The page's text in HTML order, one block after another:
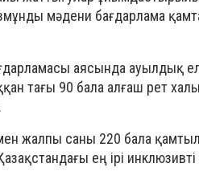
мәдени бағдарлама
аясында ауылдық
тағы 90 бала алғаш рет
жалпы саны 220 бала
ең ірі